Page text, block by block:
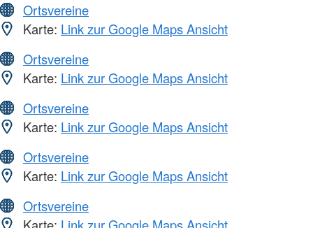
Ortsvereine
Karte: Link zur Google Maps Ansicht
Ortsvereine
Karte: Link zur Google Maps Ansicht
Ortsvereine
Karte: Link zur Google Maps Ansicht
Ortsvereine
Karte: Link zur Google Maps Ansicht
Ortsvereine